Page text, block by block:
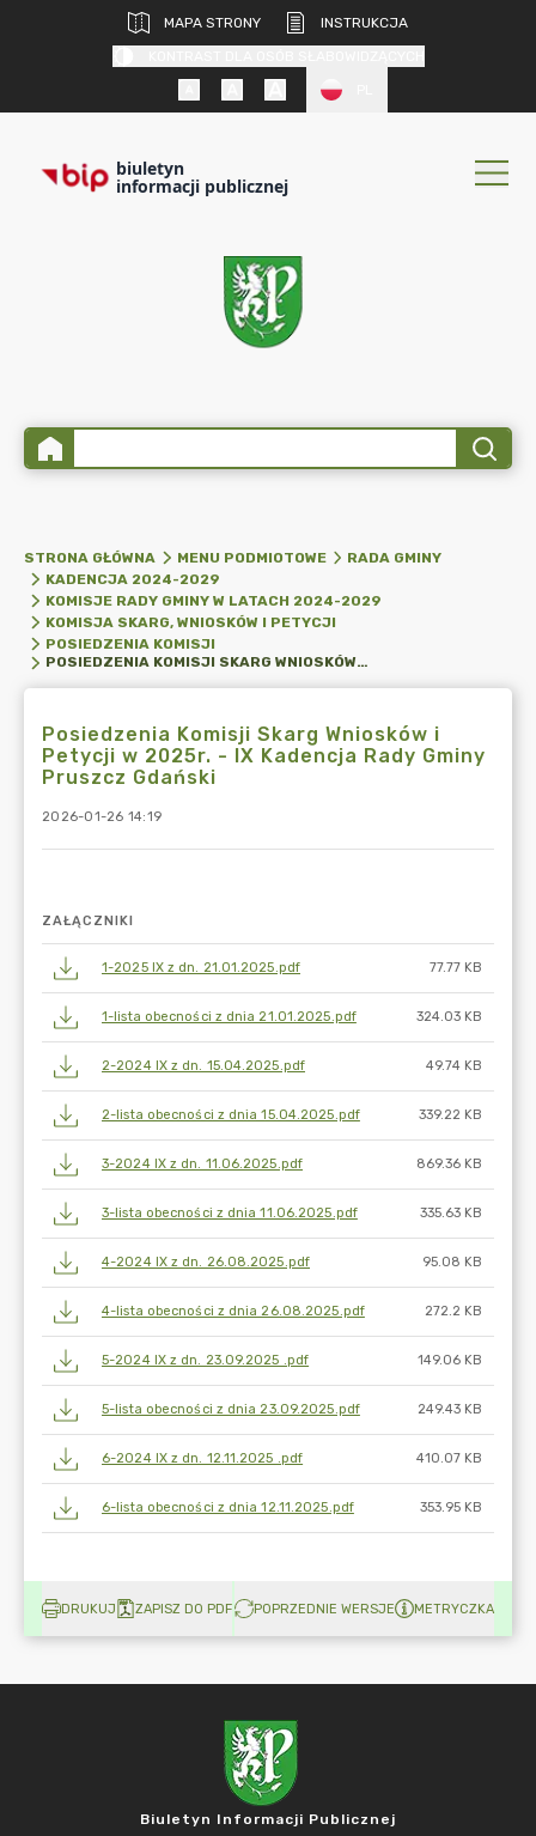
MAPA STRONY
INSTRUKCJA
biuletyn
informacji publicznej
STRONA GŁÓWNA MENU PODMIOTOWE
RADA GMINY
KADENCJA 2024-2029
KOMISJE RADY GMINY W LATACH 2024-2029
KOMISJA SKARG, WNIOSKÓW I PETYCJI
POSIEDZENIA KOMISJI
POSIEDZENIA KOMISJI SKARG WNIOSKÓW I PETYCJI W 2025R. - IX KADENCJA RADY GMINY PRUSZCZ GDAŃSKI
Posiedzenia Komisji Skarg Wniosków i
Petycji w 2025r. - IX Kadencja Rady Gminy
Pruszcz Gdański
2026-01-26 14:19
ZAŁĄCZNIKI
1-2025 IX z dn. 21.01.2025.pdf 77.77 KB
1-lista obecności z dnia 21.01.2025.pdf 324.03 KB
2-2024 IX z dn. 15.04.2025.pdf 49.74 KB
2-lista obecności z dnia 15.04.2025.pdf 339.22 KB
3-2024 IX z dn. 11.06.2025.pdf 869.36 KB
3-lista obecności z dnia 11.06.2025.pdf 335.63 KB
4-2024 IX z dn. 26.08.2025.pdf 95.08 KB
4-lista obecności z dnia 26.08.2025.pdf 272.2 KB
5-2024 IX z dn. 23.09.2025 .pdf 149.06 KB
5-lista obecności z dnia 23.09.2025.pdf 249.43 KB
6-2024 IX z dn. 12.11.2025 .pdf 410.07 KB
6-lista obecności z dnia 12.11.2025.pdf 353.95 KB
DRUKUJ ZAPISZ DO PDF POPRZEDNIE WERSJE METRYCZKA
Biuletyn Informacji Publicznej